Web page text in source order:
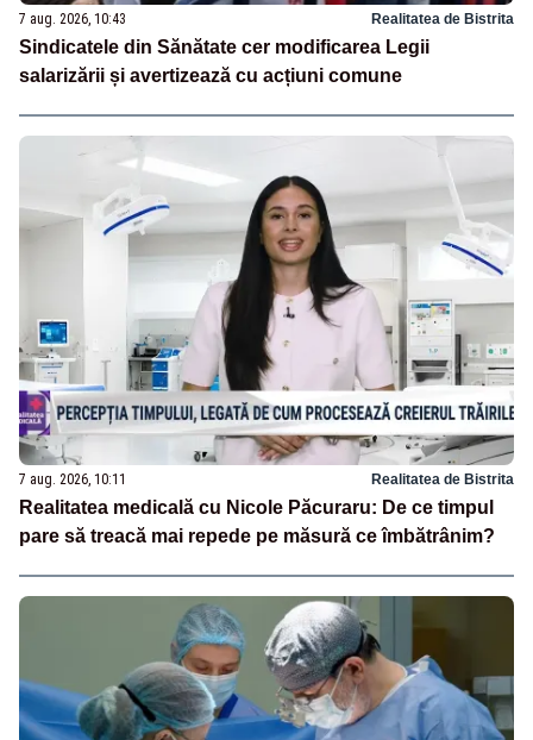
7 aug. 2026, 10:43 Realitatea de Bistrita
Sindicatele din Sănătate cer modificarea Legii
salarizării și avertizează cu acțiuni comune
7 aug. 2026, 10:11 Realitatea de Bistrita
Realitatea medicală cu Nicole Păcuraru: De ce timpul
pare să treacă mai repede pe măsură ce îmbătrânim?